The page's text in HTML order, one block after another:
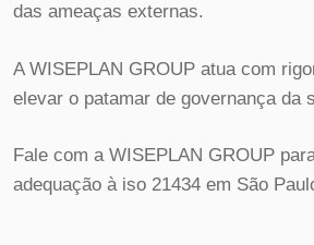
das ameaças externas.
A WISEPLAN GROUP atua com
elevar o patamar de governança da
Fale com a WISEPLAN GROUP
adequação à iso 21434 em São